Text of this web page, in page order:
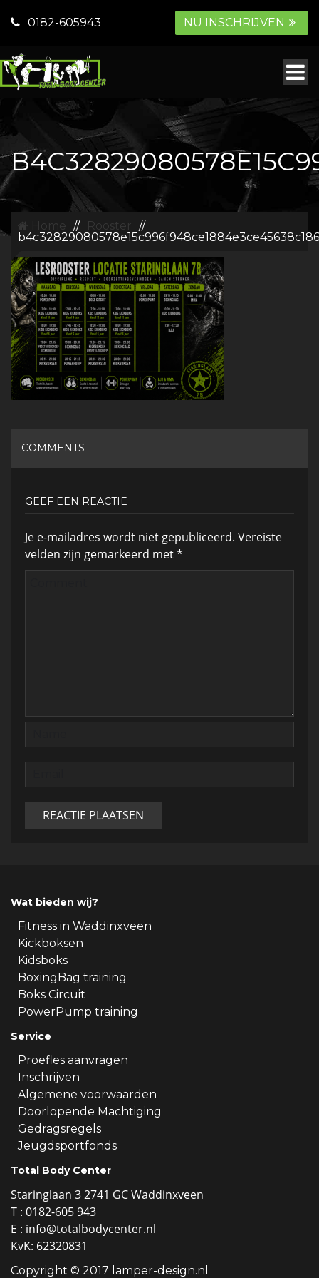
0182-605943 NU INSCHRIJVEN
Home // Rooster //
COMMENTS
GEEF EEN REACTIE
Je e-mailadres wordt niet gepubliceerd. Vereiste
velden zijn gemarkeerd met*
Wat bieden wij?
Fitness in Waddinxveen
Kickboksen
Kidsboks
BoxingBag training
Boks Circuit
PowerPump training
Service
Proefles aanvragen
Inschrijven
Algemene voorwaarden
Doorlopende Machtiging
Gedragsregels
Jeugdsportfonds
Total Body Center
Staringlaan 3 2741 GC Waddinxveen
T : 0182-605 943
E : info@totalbodycenter.nl
KvK: 62320831
Copyright © 2017 lamper-design.nl